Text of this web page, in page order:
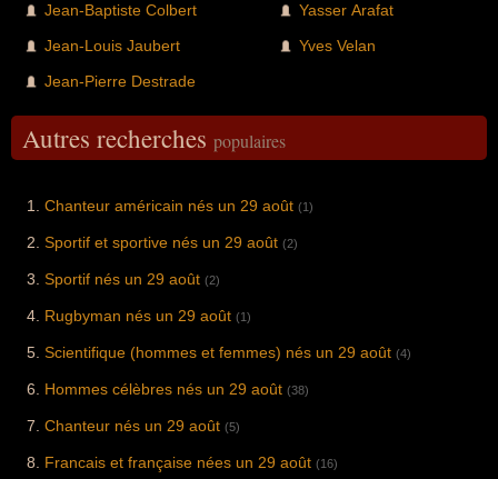
Jean-Baptiste Colbert
Jean-Louis Jaubert
Jean-Pierre Destrade
Yasser Arafat
Yves Velan
Autres recherches populaires
Chanteur américain nés un 29 août (1)
Sportif et sportive nés un 29 août (2)
Sportif nés un 29 août (2)
Rugbyman nés un 29 août (1)
Scientifique (hommes et femmes) nés un 29 août (4)
Hommes célèbres nés un 29 août (38)
Chanteur nés un 29 août (5)
Francais et française nées un 29 août (16)